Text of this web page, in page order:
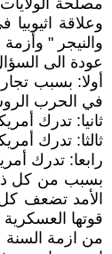
مصلحة
وعلاقة
والنيجر "
عودة الى
أولا: بسبب
في الحرب
ثانيا: تدرك
ثالثا: تدرك
رابعا: تدرك
بسبب من كل
الأمد تضعف
قوتها
من ازمة السنة